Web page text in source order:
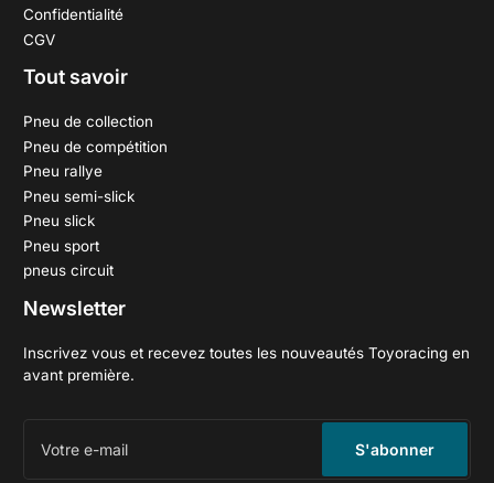
Confidentialité
CGV
Tout savoir
Pneu de collection
Pneu de compétition
Pneu rallye
Pneu semi-slick
Pneu slick
Pneu sport
pneus circuit
Newsletter
Inscrivez vous et recevez toutes les nouveautés Toyoracing en
avant première.
S'abonner